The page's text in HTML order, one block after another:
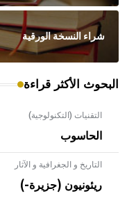
شراء النسخة الورقية
البحوث الأكثر قراءة
التقنيات (التكنولوجية)
الحاسوب
التاريخ و الجغرافية و الآثار
ريئونيون (جزيرة-)